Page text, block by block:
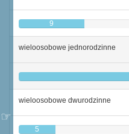
9
wieloosobowe jednorodzinne
wieloosobowe dwurodzinne
5